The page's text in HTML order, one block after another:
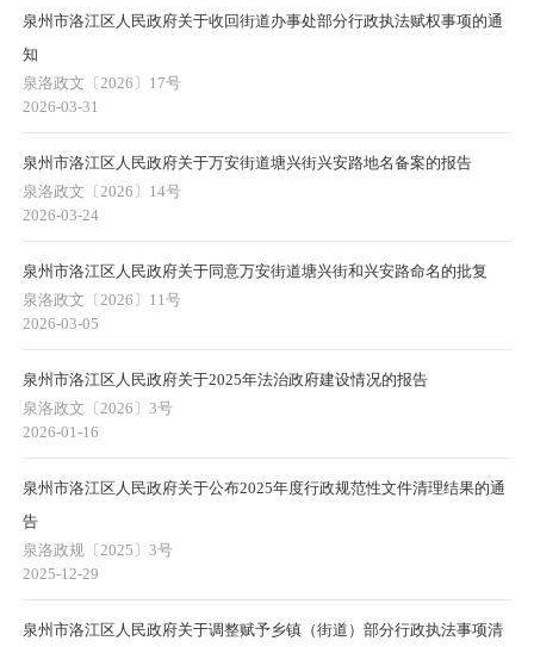
泉州市洛江区人民政府关于收回街道办事处部分行政执法赋权事项的通
知
泉洛政文〔2026〕17号
2026-03-31
泉州市洛江区人民政府关于万安街道塘兴街兴安路地名备案的报告
泉洛政文〔2026〕14号
2026-03-24
泉州市洛江区人民政府关于同意万安街道塘兴街和兴安路命名的批复
泉洛政文〔2026〕11号
2026-03-05
泉州市洛江区人民政府关于2025年法治政府建设情况的报告
泉洛政文〔2026〕3号
2026-01-16
泉州市洛江区人民政府关于公布2025年度行政规范性文件清理结果的通
告
泉洛政规〔2025〕3号
2025-12-29
泉州市洛江区人民政府关于调整赋予乡镇（街道）部分行政执法事项清